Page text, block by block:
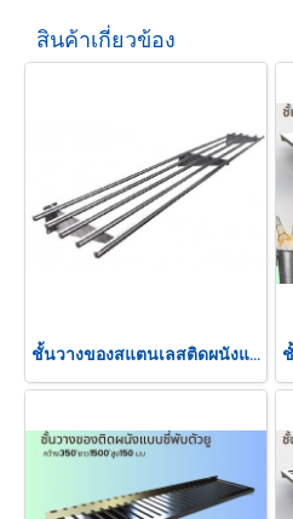
สินค้าเกี่ยวข้อง
ชั้นวางของสแตนเลสติดผนังแบบท่อ